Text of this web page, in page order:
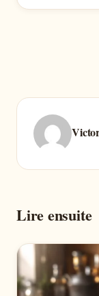
Lire ensuite